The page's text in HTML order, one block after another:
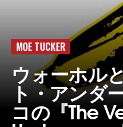
MOE TUCKER
ウォーホル
ト・アンダ
コの『The